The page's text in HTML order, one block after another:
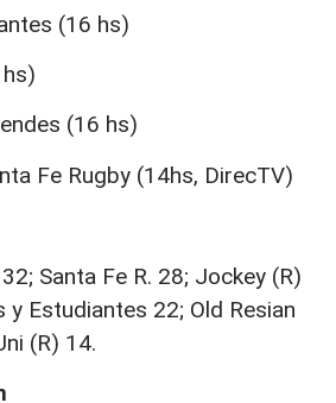
(16 hs)
hs)
(16 hs)
Fe Rugby (14hs, DirecTV)
Santa Fe R. 28; Jockey (R)
y Estudiantes 22; Old Resian
(R) 14.